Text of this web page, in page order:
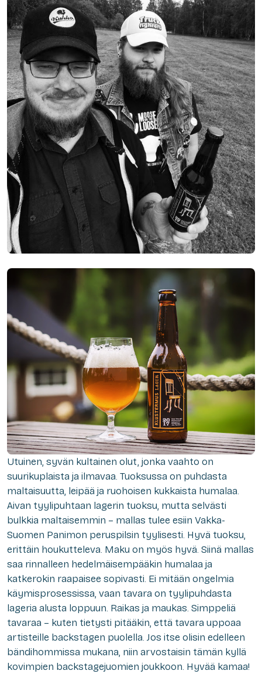
Utuinen, syvän kultainen olut, jonka vaahto on
suurikuplaista ja ilmavaa. Tuoksussa on puhdasta
maltaisuutta, leipää ja ruohoisen kukkaista humalaa.
Aivan tyylipuhtaan lagerin tuoksu, mutta selvästi
bulkkia maltaisemmin – mallas tulee esiin Vakka-
Suomen Panimon peruspilsin tyylisesti. Hyvä tuoksu,
erittäin houkutteleva. Maku on myös hyvä. Siinä mallas
saa rinnalleen hedelmäisempääkin humalaa ja
katkerokin raapaisee sopivasti. Ei mitään ongelmia
käymisprosessissa, vaan tavara on tyylipuhdasta
lageria alusta loppuun. Raikas ja maukas. Simppeliä
tavaraa – kuten tietysti pitääkin, että tavara uppoaa
artisteille backstagen puolella. Jos itse olisin edelleen
bändihommissa mukana, niin arvostaisin tämän kyllä
kovimpien backstagejuomien joukkoon. Hyvää kamaa!